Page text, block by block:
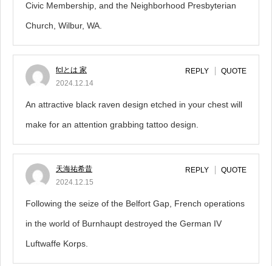
Civic Membership, and the Neighborhood Presbyterian
Church, Wilbur, WA.
fclとは 家
2024.12.14
REPLY QUOTE
An attractive black raven design etched in your chest will
make for an attention grabbing tattoo design.
天海祐希昔
2024.12.15
REPLY QUOTE
Following the seize of the Belfort Gap, French operations
in the world of Burnhaupt destroyed the German IV
Luftwaffe Korps.